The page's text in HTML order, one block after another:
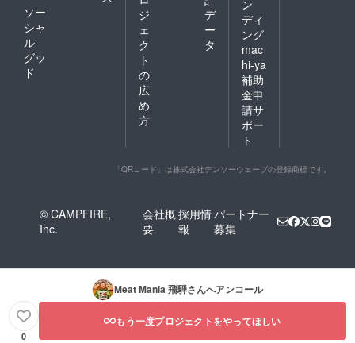
ソー
シャ
ル
グッ
ド
ジ
ェ
ク
ト
の
広
め
方
デ
ー
タ
ン
ディ
ング
mac
hi-ya
補助
金申
請サ
ポー
ト
「QRコード」は株式会社デンソーウェーブの登録商標です。
© CAMPFIRE,
Inc.
会社概
要
採用情
報
パートナー
募集
Meat Mania 飛騨さんへアンコール
0
もう一度プロジェクトをやってほしい